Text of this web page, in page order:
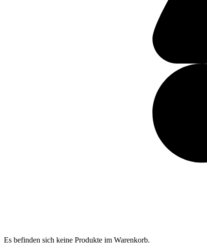
Es befinden sich keine Produkte im Warenkorb.